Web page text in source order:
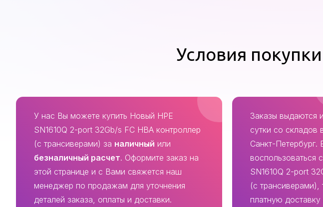
Условия
У нас Вы можете купить Новый HPE
SN1610Q 2-port 32Gb/s FC HBA контроллер
(с трансиверами) за наличный или
безналичный расчет. Оформите заказ на
этой странице и с Вами свяжется наш
менеджер по продажам для уточнения
деталей заказа, оплаты и доставки.
Заказы выдаются
сутки со складов
Санкт-
воспользоваться
SN1610Q 2-port
(с
платную доставку